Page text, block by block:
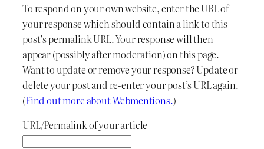
To respond on your own website, enter the URL of
your response which should contain a link to this
post’s permalink URL. Your response will then
appear (possibly after moderation) on this page.
Want to update or remove your response? Update or
delete your post and re-enter your post’s URL again.
(Find out more about Webmentions.)
URL/Permalink of your article